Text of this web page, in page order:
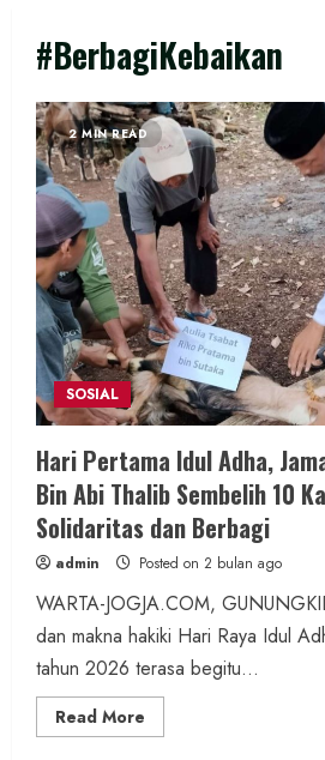
#BerbagiKebaikan
2 MIN READ
SOSIAL
Hari Pertama Idul Adha,
Bin Abi Thalib Sembelih 10
Solidaritas dan Berbagi
admin Posted on 2 bulan ago
WARTA-JOGJA.COM,
dan makna hakiki Hari Raya Idul
tahun 2026 terasa begitu...
Read More
more